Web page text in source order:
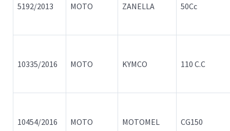
5192/2013 MOTO ZANELLA 50Cc
10335/2016 MOTO KYMCO 110 C.C
10454/2016 MOTO MOTOMEL CG150